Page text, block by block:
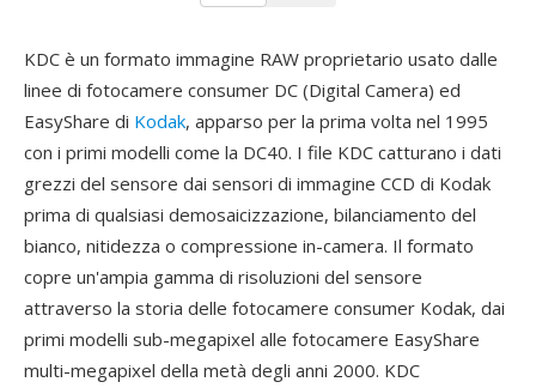
KDC è un formato immagine RAW proprietario usato dalle
linee di fotocamere consumer DC (Digital Camera) ed
EasyShare di Kodak, apparso per la prima volta nel 1995
con i primi modelli come la DC40. I file KDC catturano i dati
grezzi del sensore dai sensori di immagine CCD di Kodak
prima di qualsiasi demosaicizzazione, bilanciamento del
bianco, nitidezza o compressione in-camera. Il formato
copre un'ampia gamma di risoluzioni del sensore
attraverso la storia delle fotocamere consumer Kodak, dai
primi modelli sub-megapixel alle fotocamere EasyShare
multi-megapixel della metà degli anni 2000. KDC